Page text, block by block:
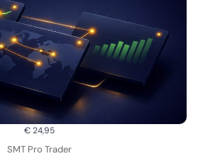
€ 24,95
SMT Pro Trader